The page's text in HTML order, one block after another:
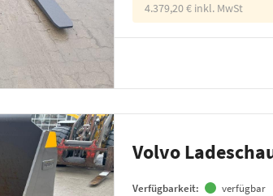
4.379,20 € inkl. MwSt
Volvo
Verfügbarkeit: verfügbar